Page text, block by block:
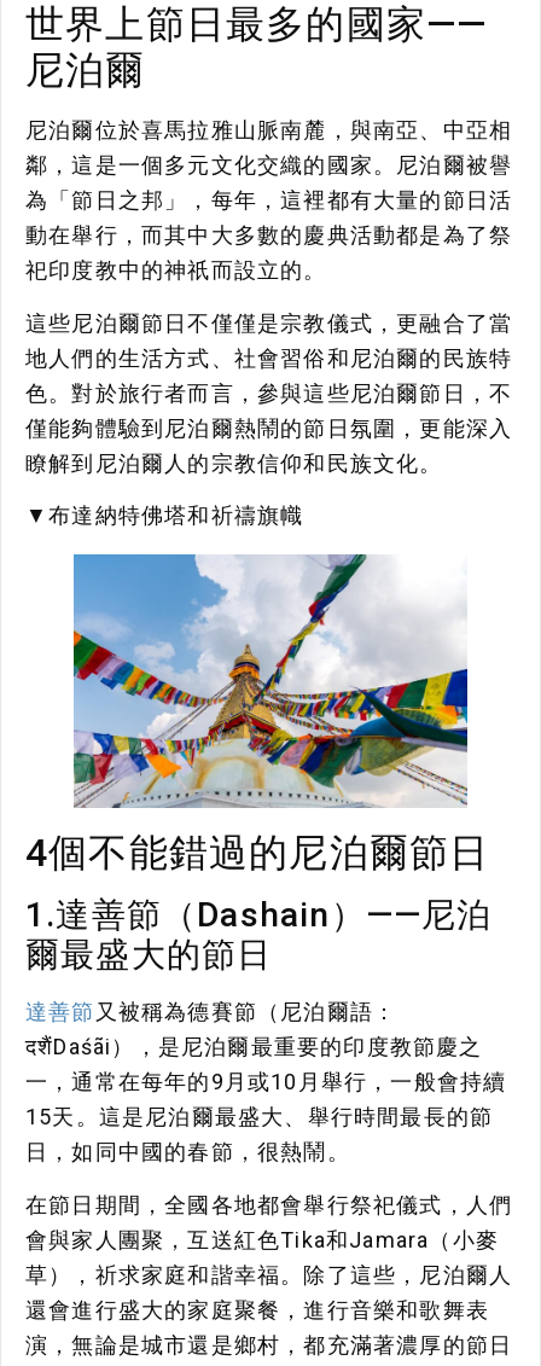
世界上節日最多的國家——
尼泊爾
尼泊爾位於喜馬拉雅山脈南麓，與南亞、中亞相
鄰，這是一個多元文化交織的國家。尼泊爾被譽
為「節日之邦」，每年，這裡都有大量的節日活
動在舉行，而其中大多數的慶典活動都是為了祭
祀印度教中的神祇而設立的。
這些尼泊爾節日不僅僅是宗教儀式，更融合了當
地人們的生活方式、社會習俗和尼泊爾的民族特
色。對於旅行者而言，參與這些尼泊爾節日，不
僅能夠體驗到尼泊爾熱鬧的節日氛圍，更能深入
瞭解到尼泊爾人的宗教信仰和民族文化。
▼布達納特佛塔和祈禱旗幟
4個不能錯過的尼泊爾節日
1.達善節（Dashain）——尼泊
爾最盛大的節日
達善節 又被稱為德賽節（尼泊爾語：
दशैंDaśãi），是尼泊爾最重要的印度教節慶之
一，通常在每年的9月或10月舉行，一般會持續
15天。這是尼泊爾最盛大、舉行時間最長的節
日，如同中國的春節，很熱鬧。
在節日期間，全國各地都會舉行祭祀儀式，人們
會與家人團聚，互送紅色Tika和Jamara（小麥
草），祈求家庭和諧幸福。除了這些，尼泊爾人
還會進行盛大的家庭聚餐，進行音樂和歌舞表
演，無論是城市還是鄉村，都充滿著濃厚的節日